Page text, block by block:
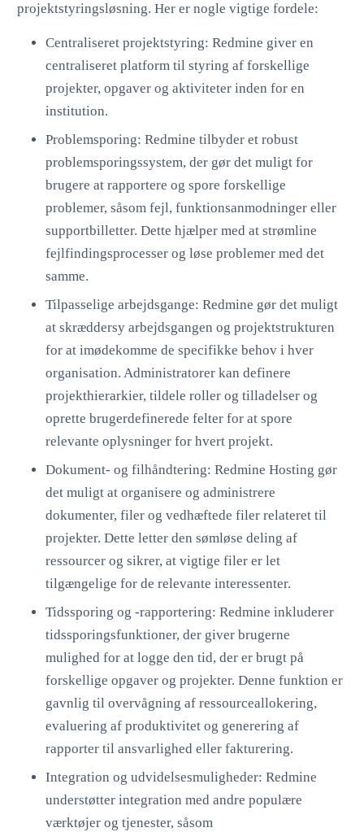
projektstyringsløsning. Her er nogle vigtige fordele:
Centraliseret projektstyring: Redmine giver en
centraliseret platform til styring af forskellige
projekter, opgaver og aktiviteter inden for en
institution.
Problemsporing: Redmine tilbyder et robust
problemsporingssystem, der gør det muligt for
brugere at rapportere og spore forskellige
problemer, såsom fejl, funktionsanmodninger eller
supportbilletter. Dette hjælper med at strømline
fejlfindingsprocesser og løse problemer med det
samme.
Tilpasselige arbejdsgange: Redmine gør det muligt
at skræddersy arbejdsgangen og projektstrukturen
for at imødekomme de specifikke behov i hver
organisation. Administratorer kan definere
projekthierarkier, tildele roller og tilladelser og
oprette brugerdefinerede felter for at spore
relevante oplysninger for hvert projekt.
Dokument- og filhåndtering: Redmine Hosting gør
det muligt at organisere og administrere
dokumenter, filer og vedhæftede filer relateret til
projekter. Dette letter den sømløse deling af
ressourcer og sikrer, at vigtige filer er let
tilgængelige for de relevante interessenter.
Tidssporing og -rapportering: Redmine inkluderer
tidssporingsfunktioner, der giver brugerne
mulighed for at logge den tid, der er brugt på
forskellige opgaver og projekter. Denne funktion er
gavnlig til overvågning af ressourceallokering,
evaluering af produktivitet og generering af
rapporter til ansvarlighed eller fakturering.
Integration og udvidelsesmuligheder: Redmine
understøtter integration med andre populære
værktøjer og tjenester, såsom